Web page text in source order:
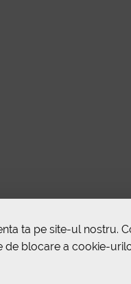
ta pe site-ul nostru.
blocare a cookie-